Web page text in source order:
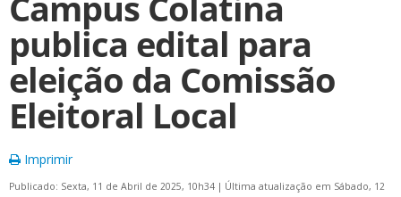
publica edital para
eleição da Comissão
Eleitoral Local
Imprimir
Publicado: Sexta, 11 de Abril de 2025, 10h34 | Última atualização em Sábado, 12